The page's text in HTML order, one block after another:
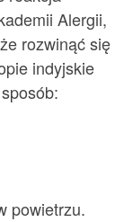
Alergii,
rozwinąć się
indyjskie
powietrzu.